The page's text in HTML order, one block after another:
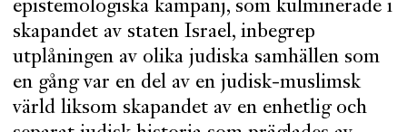
epistemologiska kampanj, som kulminerade i
skapandet av staten Israel, inbegrep
utplåningen av olika judiska samhällen som
en gång var en del av en judisk-muslimsk
värld liksom skapandet av en enhetlig och